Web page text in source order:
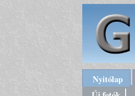
Nyitólap